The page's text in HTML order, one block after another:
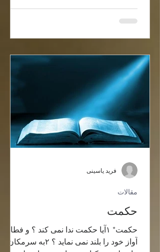
حکمت
حکمت* ۱آیا حکمت ندا نمی کند ؟ و فطانت
آواز خود را بلند نمی نماید ؟ ۲به سرمکان
مقالات
فرید یاسینی